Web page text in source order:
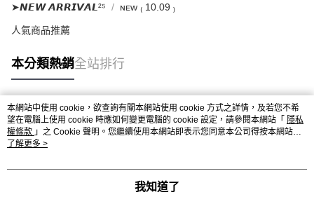
➤𝙉𝙀𝙒 𝘼𝙍𝙍𝙄𝙑𝘼𝙇²⁵ ɴᴇᴡ ₍ 10.09 ₎
人氣商品推薦
本分類熱銷全站排行
熱門標籤
本網站中使用 cookie，欲查詢有關本網站使用 cookie 方式之詳情，及若您不希
望在電腦上使用 cookie 時應如何變更電腦的 cookie 設定，請參閱本網站「 隱私
權條款 」之 Cookie 聲明。您繼續使用本網站即表示您同意本公司得按本網站使
用條款之 Cookie 聲明使用 cookie。
了解更多 >
我知道了